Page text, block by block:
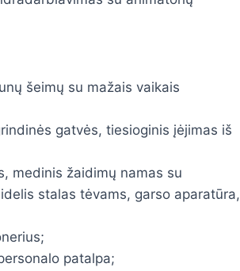
šeimų su mažais vaikais
gatvės, tiesioginis įėjimas iš
medinis žaidimų namas su
stalas tėvams, garso aparatūra,
patalpa;